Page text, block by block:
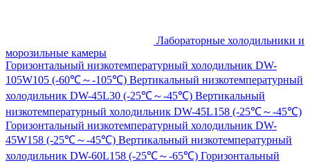
Лабораторные холодильники и
морозильные камеры
Горизонтальный низкотемпературный холодильник DW-
105W105 (-60℃～-105℃) Вертикальный низкотемпературный
холодильник DW-45L30 (-25℃～-45℃) Вертикальный
низкотемпературный холодильник DW-45L158 (-25℃～-45℃)
Горизонтальный низкотемпературный холодильник DW-
45W158 (-25℃～-45℃) Вертикальный низкотемпературный
холодильник DW-60L158 (-25℃～-65℃) Горизонтальный